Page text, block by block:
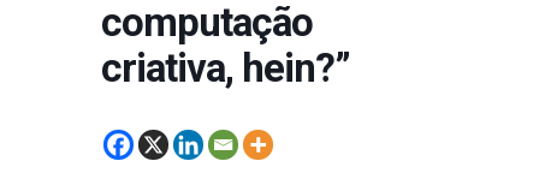
computação
criativa, hein?”